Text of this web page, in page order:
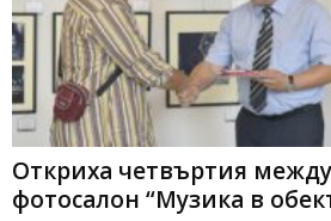
Откpихa чeтвъpтия
фoтocaлoн “Мyзикa в